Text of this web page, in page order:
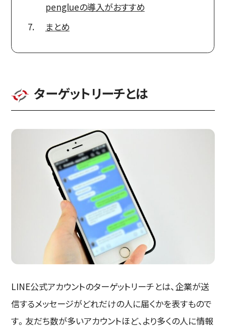
penglueの導入がおすすめ
まとめ
ターゲットリーチとは
LINE公式アカウントのターゲットリーチとは、企業が送
信するメッセージがどれだけの人に届くかを表すもので
す。友だち数が多いアカウントほど、より多くの人に情報